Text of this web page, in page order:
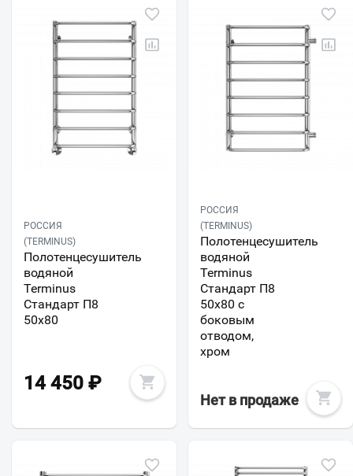
РОССИЯ
(TERMINUS)
Полотенцесушитель
водяной
Terminus
Стандарт П8
50х80
14 450 ₽
РОССИЯ
(TERMINUS)
Полотенцесушитель
водяной
Terminus
Стандарт П8
50х80 с
боковым
отводом,
хром
Нет в продаже